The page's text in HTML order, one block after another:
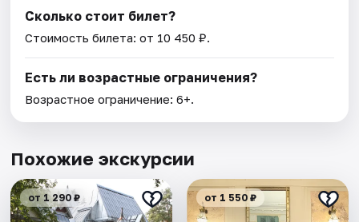
Сколько стоит билет?
Стоимость билета: от 10 450 ₽.
Есть ли возрастные ограничения?
Возрастное ограничение: 6+.
Похожие экскурсии
от 1 290 ₽ от 1 550 ₽